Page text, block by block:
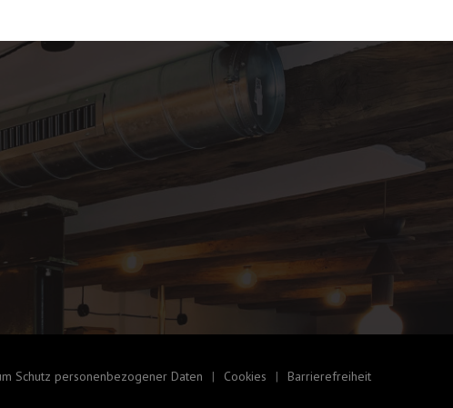
Schutz personenbezogener Daten
((öffnet ein neues Fenster))
Cookies
((öffnet ein neues Fenster))
Barrierefreiheit